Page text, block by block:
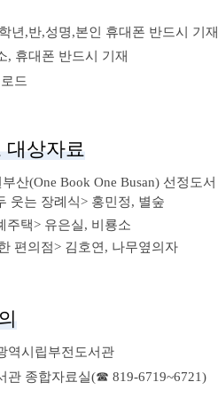
년,반,성명,본인 휴대폰 반드시 기재
, 휴대폰 반드시 기재
드
대상자료
산(One Book One Busan) 선정도서
웃는 장례식> 홍민정, 별숲
주택> 유은실, 비룡소
편의점> 김호연, 나무옆의자
역시립부전도서관
관 종합자료실(☎ 819-6719~6721)